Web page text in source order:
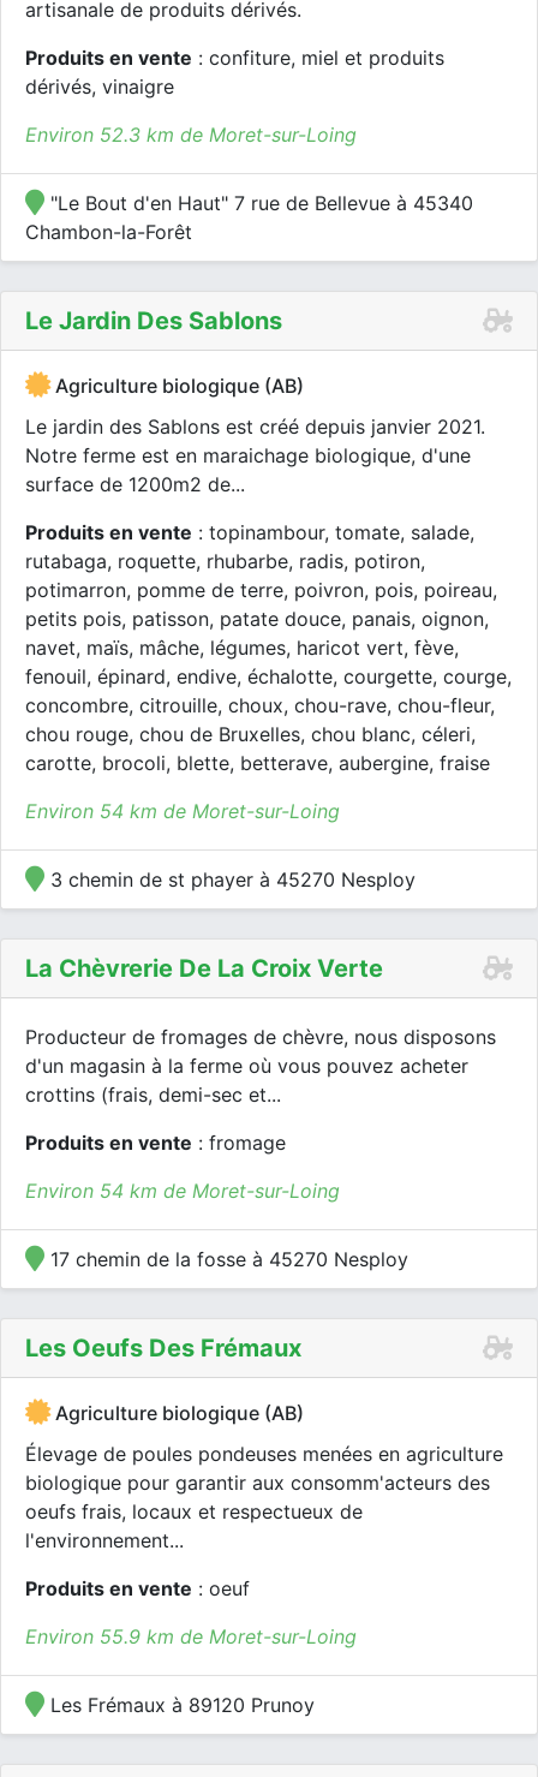
artisanale de produits dérivés.
Produits en vente : confiture, miel et produits
dérivés, vinaigre
Environ 52.3 km de Moret-sur-Loing
"Le Bout d'en Haut" 7 rue de Bellevue à 45340
Chambon-la-Forêt
Le Jardin Des Sablons
Agriculture biologique (AB)
Le jardin des Sablons est créé depuis janvier 2021.
Notre ferme est en maraichage biologique, d'une
surface de 1200m2 de...
Produits en vente : topinambour, tomate, salade,
rutabaga, roquette, rhubarbe, radis, potiron,
potimarron, pomme de terre, poivron, pois, poireau,
petits pois, patisson, patate douce, panais, oignon,
navet, maïs, mâche, légumes, haricot vert, fève,
fenouil, épinard, endive, échalotte, courgette, courge,
concombre, citrouille, choux, chou-rave, chou-fleur,
chou rouge, chou de Bruxelles, chou blanc, céleri,
carotte, brocoli, blette, betterave, aubergine, fraise
Environ 54 km de Moret-sur-Loing
3 chemin de st phayer à 45270 Nesploy
La Chèvrerie De La Croix Verte
Producteur de fromages de chèvre, nous disposons
d'un magasin à la ferme où vous pouvez acheter
crottins (frais, demi-sec et...
Produits en vente : fromage
Environ 54 km de Moret-sur-Loing
17 chemin de la fosse à 45270 Nesploy
Les Oeufs Des Frémaux
Agriculture biologique (AB)
Élevage de poules pondeuses menées en agriculture
biologique pour garantir aux consomm'acteurs des
oeufs frais, locaux et respectueux de
l'environnement...
Produits en vente : oeuf
Environ 55.9 km de Moret-sur-Loing
Les Frémaux à 89120 Prunoy